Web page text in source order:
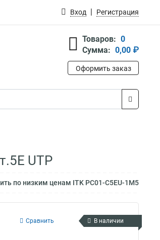
Вход Регистрация
Товаров: 0
Сумма: 0,00 ₽
Оформить заказ
UTP
по низким ценам ITK PC01-C5EU-1M5
Сравнить В наличии